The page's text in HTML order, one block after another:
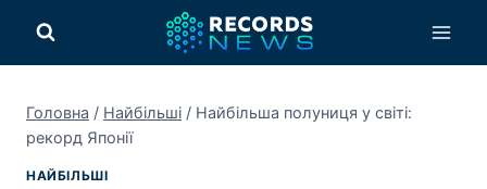
вмісту
Головна / Найбільші / Найбільша полуниця у світі:
рекорд Японії
НАЙБІЛЬШІ